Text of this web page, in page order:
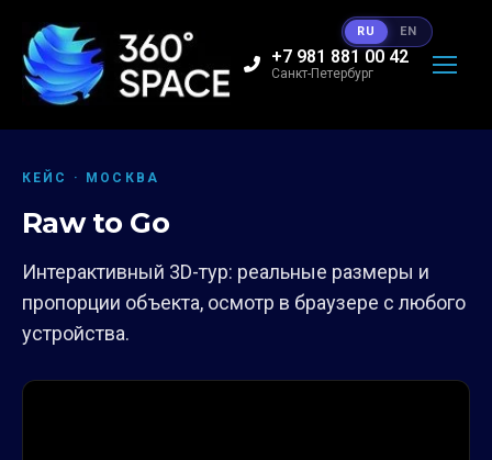
+7 981 881 00 42
Санкт-Петербург
КЕЙС · МОСКВА
Raw to Go
Интерактивный 3D-тур: реальные размеры и
пропорции объекта, осмотр в браузере с любого
устройства.
RU EN